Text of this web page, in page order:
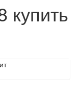
купить